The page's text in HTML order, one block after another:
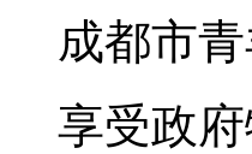
成都市
享受政